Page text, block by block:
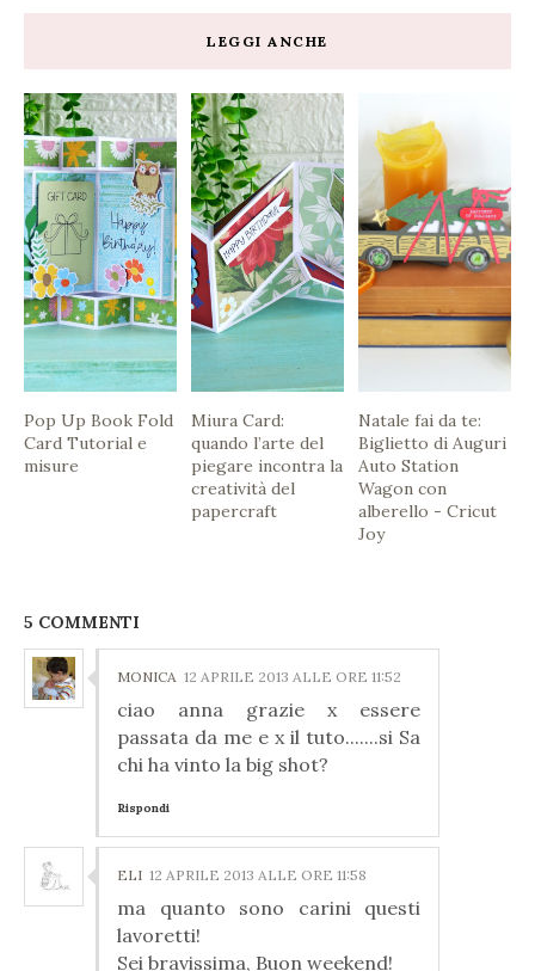
LEGGI ANCHE
Pop Up Book Fold
Card Tutorial e
misure
Miura Card:
quando l’arte del
piegare incontra la
creatività del
papercraft
Natale fai da te:
Biglietto di Auguri
Auto Station
Wagon con
alberello - Cricut
Joy
5 COMMENTI
MONICA 12 APRILE 2013 ALLE ORE 11:52
ciao anna grazie x essere
passata da me e x il tuto.......si Sa
chi ha vinto la big shot?
Rispondi
ELI 12 APRILE 2013 ALLE ORE 11:58
ma quanto sono carini questi
lavoretti!
Sei bravissima, Buon weekend!